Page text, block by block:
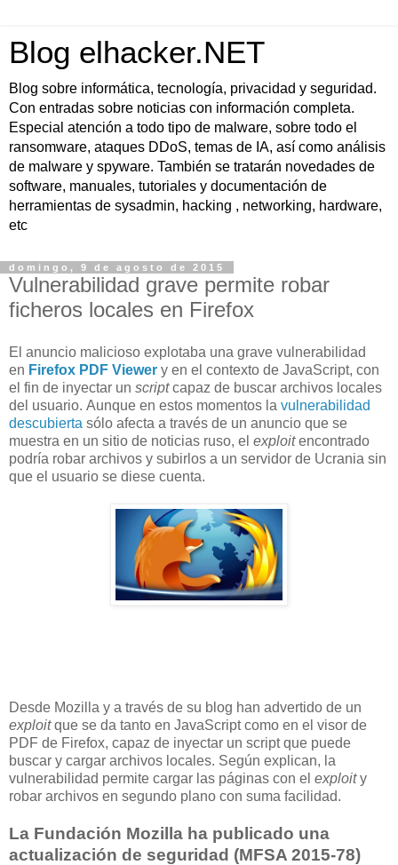
Blog elhacker.NET
Blog sobre informática, tecnología, privacidad y seguridad.
Con entradas sobre noticias con información completa.
Especial atención a todo tipo de malware, sobre todo el
ransomware, ataques DDoS, temas de IA, así como análisis
de malware y spyware. También se tratarán novedades de
software, manuales, tutoriales y documentación de
herramientas de sysadmin, hacking , networking, hardware,
etc
domingo, 9 de agosto de 2015
Vulnerabilidad grave permite robar
ficheros locales en Firefox
El anuncio malicioso explotaba una grave vulnerabilidad
en Firefox PDF Viewer y en el contexto de JavaScript, con
el fin de inyectar un scriptcapaz de buscar archivos locales
del usuario. Aunque en estos momentos la vulnerabilidad
descubierta sólo afecta a través de un anuncio que se
muestra en un sitio de noticias ruso, el exploitencontrado
podría robar archivos y subirlos a un servidor de Ucrania sin
que el usuario se diese cuenta.
Desde Mozilla y a través de su blog han advertido de un
exploitque se da tanto en JavaScript como en el visor de
PDF de Firefox, capaz de inyectar un script que puede
buscar y cargar archivos locales. Según explican, la
vulnerabilidad permite cargar las páginas con el exploity
robar archivos en segundo plano con suma facilidad.
La Fundación Mozilla ha publicado una
actualización de seguridad (MFSA 2015-78)